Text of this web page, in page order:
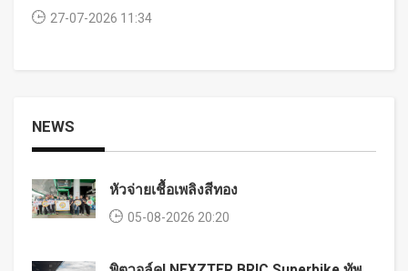
27-07-2026 11:34
NEWS
หัวจ่ายเชื้อเพลิงสีทอง
05-08-2026 20:20